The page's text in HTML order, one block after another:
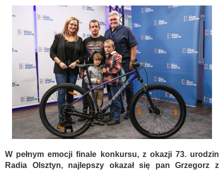
W pełnym emocji finale konkursu, z okazji 73. urodzin
Radia Olsztyn, najlepszy okazał się pan Grzegorz z